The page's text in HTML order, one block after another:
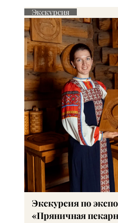
Экскурсия
Экскурсия по
«Пряничная